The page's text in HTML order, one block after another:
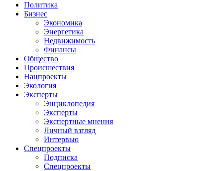
Политика
Бизнес
Экономика
Энергетика
Недвижимость
Финансы
Общество
Происшествия
Нацпроекты
Экология
Эксперты
Энциклопедия
Эксперты
Экспертные мнения
Личный взгляд
Интервью
Спецпроекты
Подписка
Спецпроекты